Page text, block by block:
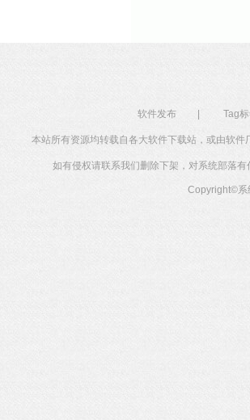
软件发布 | Tag
本站所有资源均转载自各大软件下载站，或由软
如有侵权请联系我们删除下架，对系统部落
Copyright©系